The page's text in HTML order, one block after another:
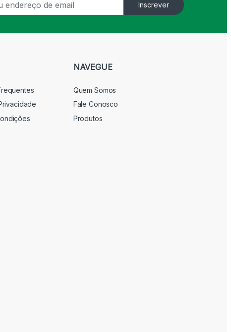
Inscrever
NAVEGUE
Quem Somos
Fale Conosco
Produtos